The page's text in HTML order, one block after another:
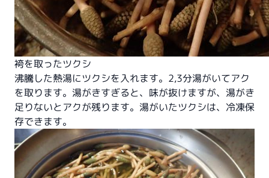
袴を取ったツクシ
沸騰した熱湯にツクシを入れます。2,3分湯がいてアク
を取ります。湯がきすぎると、味が抜けますが、湯がき
足りないとアクが残ります。湯がいたツクシは、冷凍保
存できます。